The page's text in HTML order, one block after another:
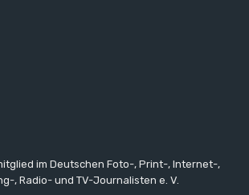
im Deutschen Foto-, Print-, Internet-,
, Radio- und TV-Journalisten e. V.